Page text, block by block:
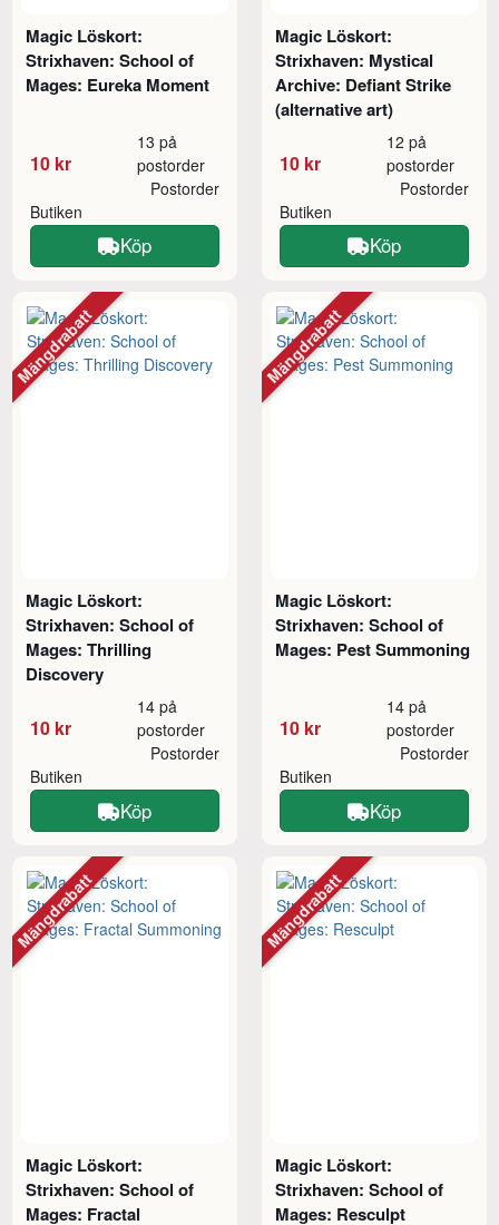
Magic Löskort:
Strixhaven: School of
Mages: Eureka Moment
10 kr
13 på
postorder
Butiken
Postorder
Köp
Magic Löskort:
Strixhaven: Mystical
Archive: Defiant Strike
(alternative art)
10 kr
12 på
postorder
Butiken
Postorder
Köp
Magic Löskort:
Strixhaven: School of
Mages: Thrilling
Discovery
10 kr
14 på
postorder
Butiken
Postorder
Köp
Mängdrabatt
Magic Löskort:
Strixhaven: School of
Mages: Pest Summoning
10 kr
14 på
postorder
Butiken
Postorder
Köp
Mängdrabatt
Magic Löskort:
Strixhaven: School of
Mages: Fractal
Mängdrabatt
Magic Löskort:
Strixhaven: School of
Mages: Resculpt
Mängdrabatt